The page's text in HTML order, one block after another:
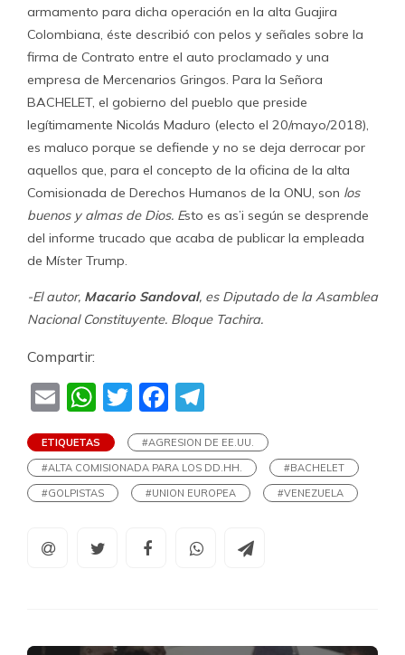
armamento para dicha operación en la alta Guajira
Colombiana, éste describió con pelos y señales sobre la
firma de Contrato entre el auto proclamado y una
empresa de Mercenarios Gringos. Para la Señora
BACHELET, el gobierno del pueblo que preside
legítimamente Nicolás Maduro (electo el 20/mayo/2018),
es maluco porque se defiende y no se deja derrocar por
aquellos que, para el concepto de la oficina de la alta
Comisionada de Derechos Humanos de la ONU, son los
buenos y almas de Dios. Esto es as’i según se desprende
del informe trucado que acaba de publicar la empleada
de Míster Trump.
-El autor, Macario Sandoval, es Diputado de la Asamblea
Nacional Constituyente. Bloque Tachira.
Compartir:
EmailWhatsApp
TwitterFacebook
ETIQUETAS
#AGRESION DE EE.UU.
#ALTA COMISIONADA PARA LOS DD.HH.
#BACHELET
#GOLPISTAS
#UNION EUROPEA #VENEZUELA